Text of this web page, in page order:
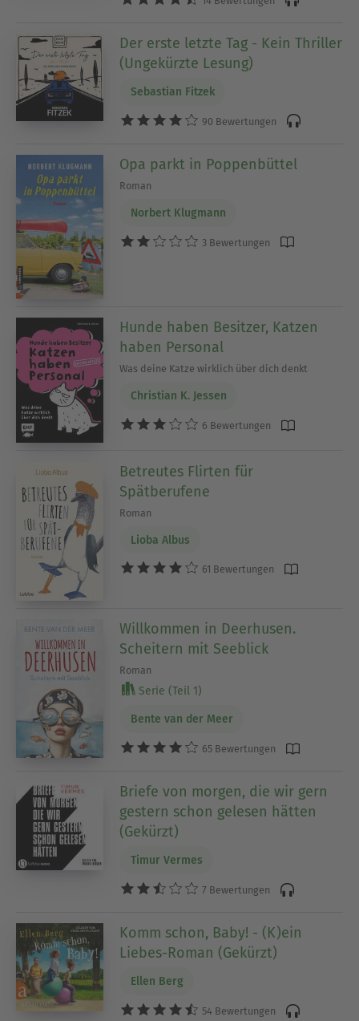
Der erste letzte Tag - Kein Thriller
(Ungekürzte Lesung)
Sebastian Fitzek
90 Bewertungen
Opa parkt in Poppenbüttel
Roman
Norbert Klugmann
3 Bewertungen
Hunde haben Besitzer, Katzen
haben Personal
Was deine Katze wirklich über dich denkt
Christian K. Jessen
6 Bewertungen
Betreutes Flirten für
Spätberufene
Roman
Lioba Albus
61 Bewertungen
Willkommen in Deerhusen.
Scheitern mit Seeblick
Roman
Serie (Teil 1)
Bente van der Meer
65 Bewertungen
Briefe von morgen, die wir gern
gestern schon gelesen hätten
(Gekürzt)
Timur Vermes
7 Bewertungen
Komm schon, Baby! - (K)ein
Liebes-Roman (Gekürzt)
Ellen Berg
54 Bewertungen